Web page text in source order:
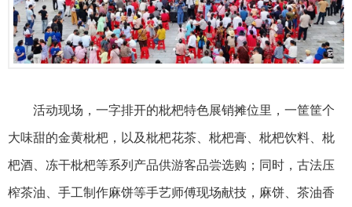
活动现场，一字排开的枇杷特色展销摊位里，一筐筐个
大味甜的金黄枇杷，以及枇杷花茶、枇杷膏、枇杷饮料、枇
杷酒、冻干枇杷等系列产品供游客品尝选购；同时，古法压
榨茶油、手工制作麻饼等手艺师傅现场献技，麻饼、茶油香